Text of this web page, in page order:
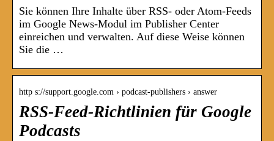
Sie können Ihre Inhalte über RSS- oder Atom-Feeds
im Google News-Modul im Publisher Center
einreichen und verwalten. Auf diese Weise können
Sie die …
http s://support.google.com › podcast-publishers › answer
RSS-Feed-Richtlinien für Google
Podcasts